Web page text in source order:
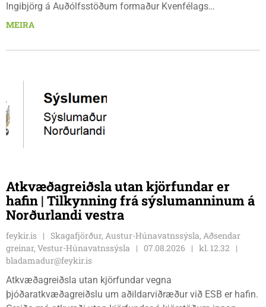
Ingibjörg á Auðólfsstöðum formaður Kvenfélags
Bólstaðarhlíðarhrepps og Guðrún á Auðkúlu formaður
gjafabréf að upphæð kr: 737.800 upp í kaup á
MEIRA
Atkvæðagreiðsla utan kjörfundar er
hafin | Tilkynning frá sýslumanninum á
Norðurlandi vestra
feykir.is
Skagafjörður, Austur-Húnavatnssýsla, Aðsendar
greinar, Vestur-Húnavatnssýsla
07.08.2026
kl. 12.32
bladamadur@feykir.is
Atkvæðagreiðsla utan kjörfundar vegna
þjóðaratkvæðagreiðslu um aðildarviðræður við ESB er hafin.